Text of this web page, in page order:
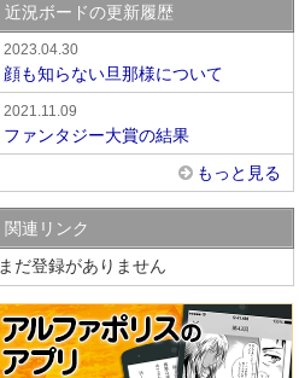
近況ボードの更新履歴
2023.04.30
顔も知らない旦那様について
2021.11.09
ファンタジー大賞の結果
もっと見る
関連リンク
まだ登録がありません